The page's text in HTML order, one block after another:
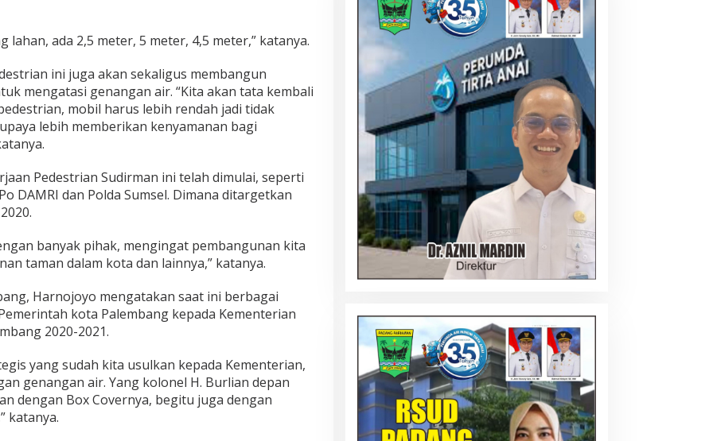
ada 2,5 meter, 5 meter, 4,5 meter,” katanya.
ini juga akan sekaligus membangun
mengatasi genangan air. “Kita akan tata kembali
mobil harus lebih rendah jadi tidak
lebih memberikan kenyamanan bagi
Pedestrian Sudirman ini telah dimulai, seperti
DAMRI dan Polda Sumsel. Dimana ditargetkan
banyak pihak, mengingat pembangunan kita
taman dalam kota dan lainnya,” katanya.
Harnojoyo mengatakan saat ini berbagai
kota Palembang kepada Kementerian
2020-2021.
yang sudah kita usulkan kepada Kementerian,
genangan air. Yang kolonel H. Burlian depan
dengan Box Covernya, begitu juga dengan
katanya.